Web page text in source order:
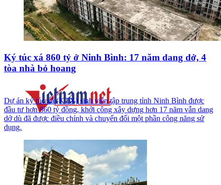
Ký túc xá 860 tỷ ở Ninh Bình: 17 năm dang dở, 4
tòa nhà bỏ hoang
Dự án ký túc xá (KTX) sinh viên tập trung tỉnh Ninh Bình được
đầu tư hơn 860 tỷ đồng, khởi công xây dựng hơn 17 năm vẫn dang
dở dù đã được điều chỉnh và chuyển đổi một phần công năng sử
dụng.